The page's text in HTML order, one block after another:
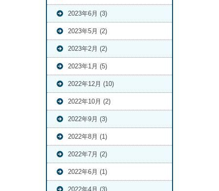
2023年6月 (3)
2023年5月 (2)
2023年2月 (2)
2023年1月 (5)
2022年12月 (10)
2022年10月 (2)
2022年9月 (3)
2022年8月 (1)
2022年7月 (2)
2022年6月 (1)
2022年4月 (3)